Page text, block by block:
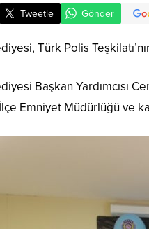
Tweetle Gönder
Türk Polis
Başkan Yardımcısı
Emniyet Müdürlüğü ve